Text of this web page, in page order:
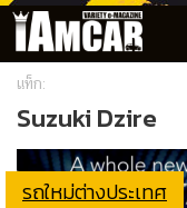
แท็ก:
Suzuki Dzire
รถใหม่ต่างประเทศ